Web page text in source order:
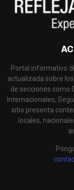
Portal informativo
actualizada sobre
de secciones como
Internacionales,
sitio presenta
locales,